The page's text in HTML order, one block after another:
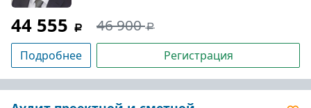
44 555 46 900
Подробнее Регистрация